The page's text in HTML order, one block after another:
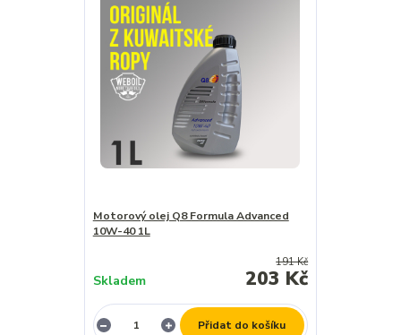
Motorový olej Q8 Formula Advanced
10W-40 1L
191 Kč
203 Kč
Skladem
Přidat do košíku